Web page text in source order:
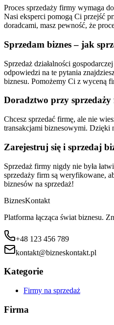
Proces sprzedaży firmy wymaga
Nasi eksperci pomogą Ci przejść
doradcami, masz pewność, że
Sprzedam biznes – jak
Sprzedaż działalności
odpowiedzi na te pytania
biznesu. Pomożemy Ci z wyceną
Doradztwo przy sprzedaży
Chcesz sprzedać firmę, ale nie
transakcjami biznesowymi. Dzięki
Zarejestruj się i sprzedaj
Sprzedaż firmy nigdy nie była
sprzedaży firm są weryfikowane,
biznesów na sprzedaż!
BiznesKontakt
Platforma łącząca świat biznesu.
+48 123 456 789
kontakt@bizneskontakt.pl
Kategorie
Firmy na sprzedaż
Firma